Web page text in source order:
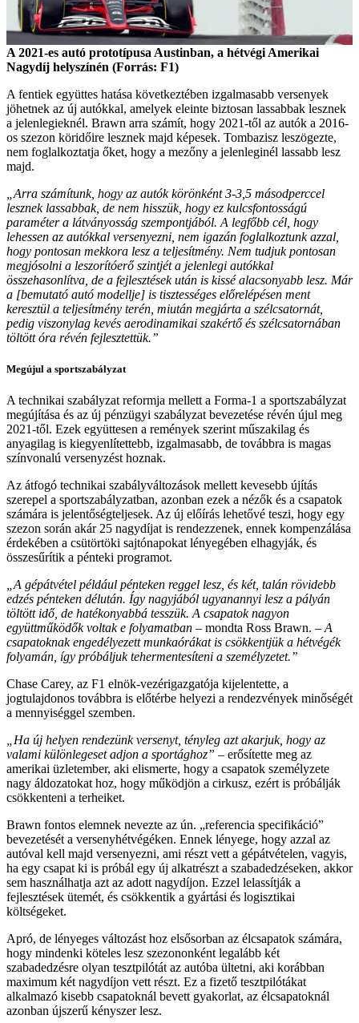
A 2021-es autó prototípusa Austinban, a hétvégi Amerikai
Nagydíj helyszínén (Forrás: F1)
A fentiek együttes hatása következtében izgalmasabb versenyek
jöhetnek az új autókkal, amelyek eleinte biztosan lassabbak lesznek
a jelenlegieknél. Brawn arra számít, hogy 2021-től az autók a 2016-
os szezon köridőire lesznek majd képesek. Tombazisz leszögezte,
nem foglalkoztatja őket, hogy a mezőny a jelenleginél lassabb lesz
majd.
„Arra számítunk, hogy az autók körönként 3-3,5 másodperccel
lesznek lassabbak, de nem hisszük, hogy ez kulcsfontosságú
paraméter a látványosság szempontjából. A legfőbb cél, hogy
lehessen az autókkal versenyezni, nem igazán foglalkoztunk azzal,
hogy pontosan mekkora lesz a teljesítmény. Nem tudjuk pontosan
megjósolni a leszorítóerő szintjét a jelenlegi autókkal
összehasonlítva, de a fejlesztések után is kissé alacsonyabb lesz. Már
a [bemutató autó modellje] is tisztességes előrelépésen ment
keresztül a teljesítmény terén, miután megjárta a szélcsatornát,
pedig viszonylag kevés aerodinamikai szakértő és szélcsatornában
töltött óra révén fejlesztettük.”
Megújul a sportszabályzat
A technikai szabályzat reformja mellett a Forma-1 a sportszabályzat
megújítása és az új pénzügyi szabályzat bevezetése révén újul meg
2021-től. Ezek együttesen a remények szerint műszakilag és
anyagilag is kiegyenlítettebb, izgalmasabb, de továbbra is magas
színvonalú versenyzést hoznak.
Az átfogó technikai szabályváltozások mellett kevesebb újítás
szerepel a sportszabályzatban, azonban ezek a nézők és a csapatok
számára is jelentőségteljesek. Az új előírás lehetővé teszi, hogy egy
szezon során akár 25 nagydíjat is rendezzenek, ennek kompenzálása
érdekében a csütörtöki sajtónapokat lényegében elhagyják, és
összesűrítik a pénteki programot.
„A gépátvétel például pénteken reggel lesz, és két, talán rövidebb
edzés pénteken délután. Így nagyjából ugyanannyi lesz a pályán
töltött idő, de hatékonyabbá tesszük. A csapatok nagyon
együttműködők voltak e folyamatban – mondta Ross Brawn. – A
csapatoknak engedélyezett munkaórákat is csökkentjük a hétvégék
folyamán, így próbáljuk tehermentesíteni a személyzetet.”
Chase Carey, az F1 elnök-vezérigazgatója kijelentette, a
jogtulajdonos továbbra is előtérbe helyezi a rendezvények minőségét
a mennyiséggel szemben.
„Ha új helyen rendezünk versenyt, tényleg azt akarjuk, hogy az
valami különlegeset adjon a sportághoz” – erősítette meg az
amerikai üzletember, aki elismerte, hogy a csapatok személyzete
nagy áldozatokat hoz, hogy működjön a cirkusz, ezért is próbálják
csökkenteni a terheiket.
Brawn fontos elemnek nevezte az ún. „referencia specifikáció”
bevezetését a versenyhétvégéken. Ennek lényege, hogy azzal az
autóval kell majd versenyezni, ami részt vett a gépátvételen, vagyis,
ha egy csapat ki is próbál egy új alkatrészt a szabadedzéseken, akkor
sem használhatja azt az adott nagydíjon. Ezzel lelassítják a
fejlesztések ütemét, és csökkentik a gyártási és logisztikai
költségeket.
Apró, de lényeges változást hoz elsősorban az élcsapatok számára,
hogy mindenki köteles lesz szezononként legalább két
szabadedzésre olyan tesztpilótát az autóba ültetni, aki korábban
maximum két nagydíjon vett részt. Ez a fizető tesztpilótákat
alkalmazó kisebb csapatoknál bevett gyakorlat, az élcsapatoknál
azonban újszerű kényszer lesz.